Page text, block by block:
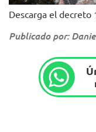
Descarga el decreto
Publicado por: